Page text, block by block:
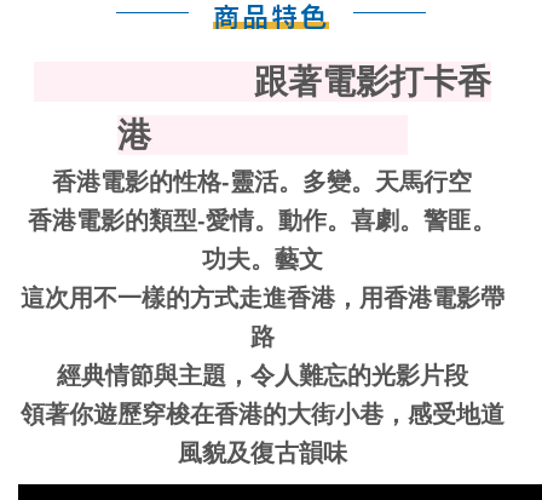
商品特色
跟著電影打卡香
港
香港電影的性格-靈活。多變。天馬行空
香港電影的類型-愛情。動作。喜劇。警匪。
功夫。藝文
這次用不一樣的方式走進香港，用香港電影帶
路
經典情節與主題，令人難忘的光影片段
領著你遊歷穿梭在香港的大街小巷，感受地道
風貌及復古韻味